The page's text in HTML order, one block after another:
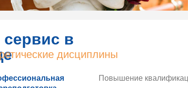
в
дисциплины
Повышение